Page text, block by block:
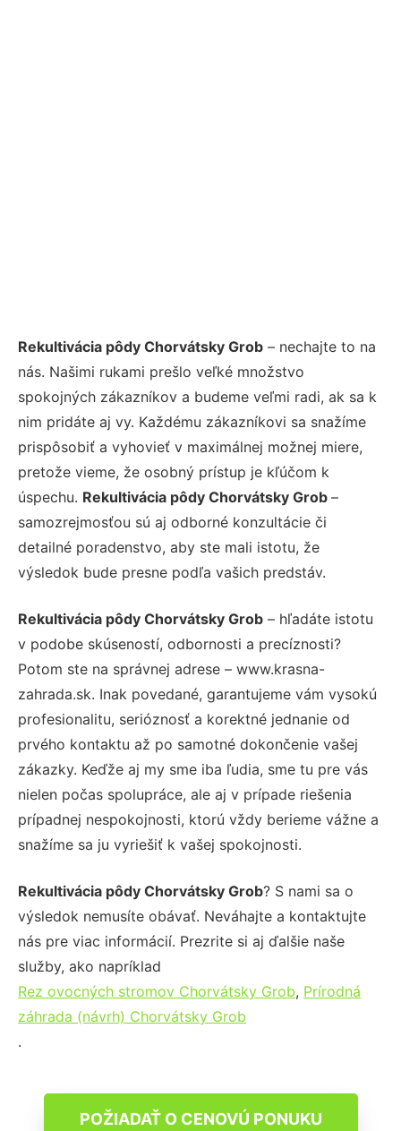
Rekultivácia pôdy Chorvátsky Grob – nechajte to na
nás. Našimi rukami prešlo veľké množstvo
spokojných zákazníkov a budeme veľmi radi, ak sa k
nim pridáte aj vy. Každému zákazníkovi sa snažíme
prispôsobiť a vyhovieť v maximálnej možnej miere,
pretože vieme, že osobný prístup je kľúčom k
úspechu. Rekultivácia pôdy Chorvátsky Grob –
samozrejmosťou sú aj odborné konzultácie či
detailné poradenstvo, aby ste mali istotu, že
výsledok bude presne podľa vašich predstáv.
Rekultivácia pôdy Chorvátsky Grob – hľadáte istotu
v podobe skúseností, odbornosti a precíznosti?
Potom ste na správnej adrese – www.krasna-
zahrada.sk. Inak povedané, garantujeme vám vysokú
profesionalitu, serióznosť a korektné jednanie od
prvého kontaktu až po samotné dokončenie vašej
zákazky. Keďže aj my sme iba ľudia, sme tu pre vás
nielen počas spolupráce, ale aj v prípade riešenia
prípadnej nespokojnosti, ktorú vždy berieme vážne a
snažíme sa ju vyriešiť k vašej spokojnosti.
Rekultivácia pôdy Chorvátsky Grob? S nami sa o
výsledok nemusíte obávať. Neváhajte a kontaktujte
nás pre viac informácií. Prezrite si aj ďalšie naše
služby, ako napríklad
Rez ovocných stromov Chorvátsky Grob, Prírodná
záhrada (návrh) Chorvátsky Grob
.
POŽIADAŤ O CENOVÚ PONUKU